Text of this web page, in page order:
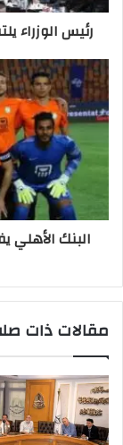
رئيس الوزراء
البنك الأهلي
مقالات ذات